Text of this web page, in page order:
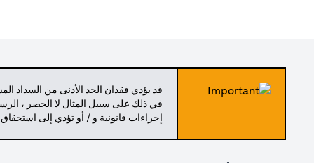
قد يؤدي فقدان الحد الأدنى من السداد
في ذلك على سبيل المثال لا الحصر ،
إجراءات قانونية و / أو تؤدي إلى